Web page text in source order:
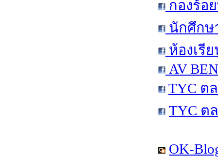
กองร้อ
นักศึกษ
ห้องเรี
AV
TYC ต
TYC ต
OK-